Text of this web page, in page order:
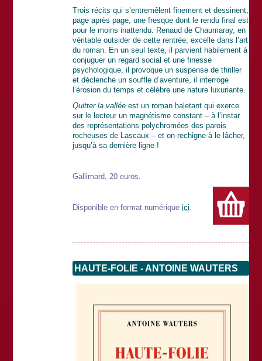
Trois récits qui s’entremêlent finement et dessinent,
page après page, une fresque dont le rendu final est
pour le moins inattendu. Renaud de Chaumaray, en
véritable outsider de cette rentrée, excelle dans l’art
du roman. En un seul texte, il parvient habilement à
conjuguer un regard social et une finesse
psychologique, il provoque un suspense de thriller
et déclenche un souffle d’aventure, il interroge
l’érosion du temps et célèbre une nature luxuriante.
Quitter la valléeest un roman haletant qui exerce
sur le lecteur un magnétisme constant – à l’instar
des représentations polychromées des parois
rocheuses de Lascaux – et on rechigne à le lâcher,
jusqu’à sa dernière ligne !
Gallimard, 20 euros.
Disponible en format numérique ici
HAUTE-FOLIE - ANTOINE WAUTERS